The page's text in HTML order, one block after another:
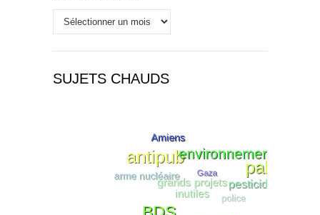
Historique
SUJETS CHAUDS